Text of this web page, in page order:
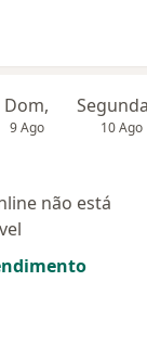
Dom,
9 Ago 10 Ago
não está